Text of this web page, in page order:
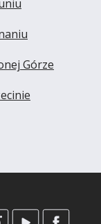
Górze